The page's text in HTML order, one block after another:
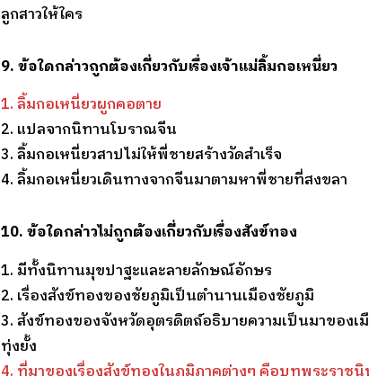
ลูกสาวให้ใคร
9. ข้อใดกล่าวถูกต้องเกี่ยวกับเรื่องเจ้าแม่ลิ้มกอเหนี่ยว
1. ลิ้มกอเหนี่ยวผูกคอตาย
2. แปลจากนิทานโบราณจีน
3. ลิ้มกอเหนี่ยวสาปไม่ให้พี่ชายสร้างวัดสำเร็จ
4. ลิ้มกอเหนี่ยวเดินทางจากจีนมาตามหาพี่ชายที่สงขลา
10. ข้อใดกล่าวไม่ถูกต้องเกี่ยวกับเรื่องสังข์ทอง
1. มีทั้งนิทานมุขปาฐะและลายลักษณ์อักษร
2. เรื่องสังข์ทองของชัยภูมิเป็นตำนานเมืองชัยภูมิ
3. สังข์ทองของจังหวัดอุตรดิตถ์อธิบายความเป็นมาของเ
ทุ่งยั้ง